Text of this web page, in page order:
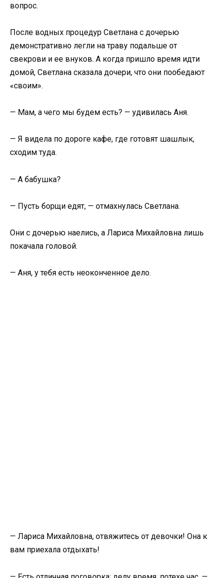
вопрос.
После водных процедур Светлана с дочерью
демонстративно легли на траву подальше от
свекрови и ее внуков. А когда пришло время идти
домой, Светлана сказала дочери, что они пообедают
«своим».
— Мам, а чего мы будем есть? — удивилась Аня.
— Я видела по дороге кафе, где готовят шашлык,
сходим туда.
— А бабушка?
— Пусть борщи едят, — отмахнулась Светлана.
Они с дочерью наелись, а Лариса Михайловна лишь
покачала головой.
— Аня, у тебя есть неоконченное дело.
— Лариса Михайловна, отвяжитесь от девочки! Она к
вам приехала отдыхать!